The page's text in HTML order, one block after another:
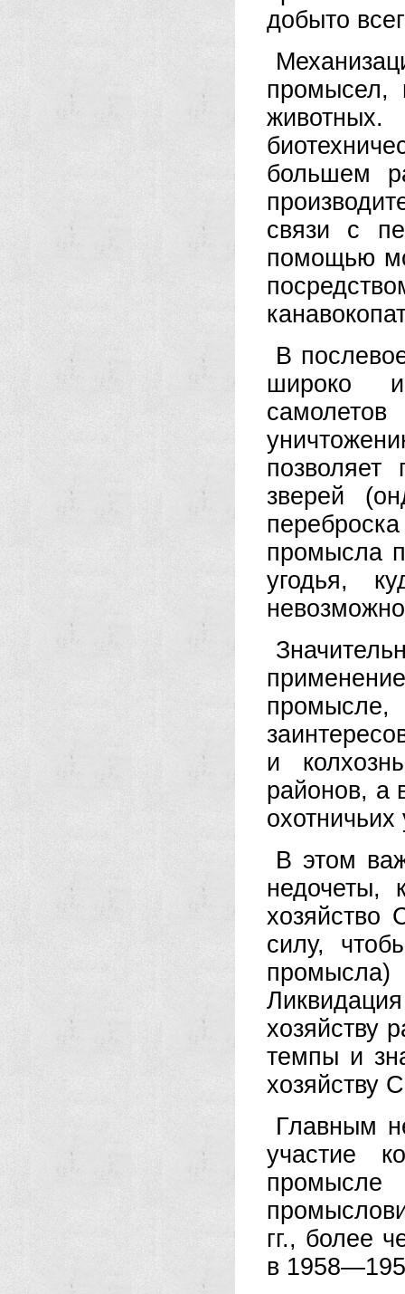
добыто
промысел,
большем
связи с
помощью
В
широко
зверей
промысла
угодья,
и
районов, а
В этом
недочеты,
силу,
хозяйству
темпы и
хозяйству
Главным
участие
гг., более
в